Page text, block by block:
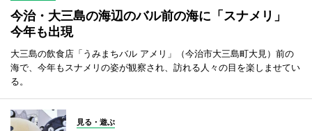
今治・大三島の海辺のバル前の海に「スナメリ」
今年も出現
大三島の飲食店「うみまちバル アメリ」（今治市大三島町大見）前の
海で、今年もスナメリの姿が観察され、訪れる人々の目を楽しませてい
る。
見る・遊ぶ